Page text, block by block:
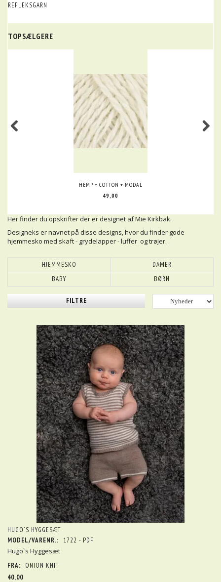
REFLEKSGARN
TOPSÆLGERE
HEMP + COTTON + MODAL
49,00
Her finder du opskrifter der er designet af Mie Kirkbak.
Designeks er navnet på disse designs, hvor du finder gode
hjemmesko med skaft - grydelapper - luffer og trøjer.
HJEMMESKO
DAMER
BABY
BØRN
FILTRE
HUGO`S HYGGESÆT
MODEL/VARENR.:
1722 - PDF
Hugo`s Hyggesæt
FRA:
ONION KNIT
40,00